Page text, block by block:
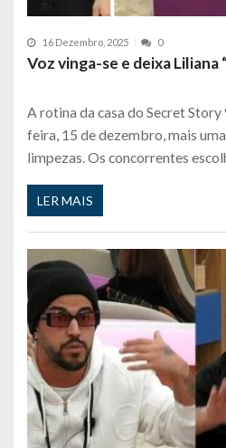
16 Dezembro, 2025 0
Voz vinga-se e deixa Liliana
A rotina da casa do Secret
feira, 15 de dezembro, mais
limpezas. Os concorrentes
LER MAIS